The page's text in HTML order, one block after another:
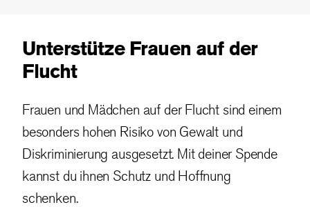
Unterstütze Frauen auf der
Flucht
Frauen und Mädchen auf der Flucht sind einem
besonders hohen Risiko von Gewalt und
Diskriminierung ausgesetzt. Mit deiner Spende
kannst du ihnen Schutz und Hoffnung
schenken.